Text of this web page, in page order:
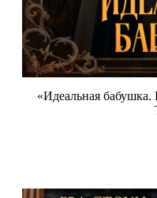
«Идеальная